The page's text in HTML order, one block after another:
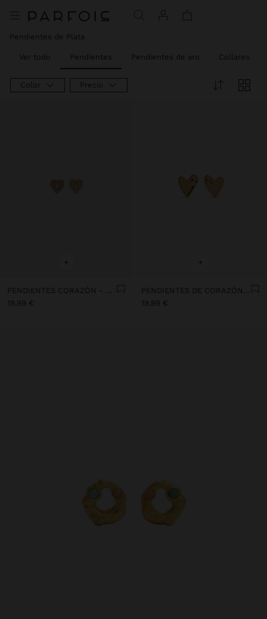
Pendientes de Plata​
Ver todo Pendientes Pendientes de aro Collares
Color Precio
+
PENDIENTES CORAZÓN - PLATA DE LEY 925
19,99 €
+
PENDIENTES DE CORAZÓN CON CIRCONITA - PLATA DE LEY 925
19,99 €